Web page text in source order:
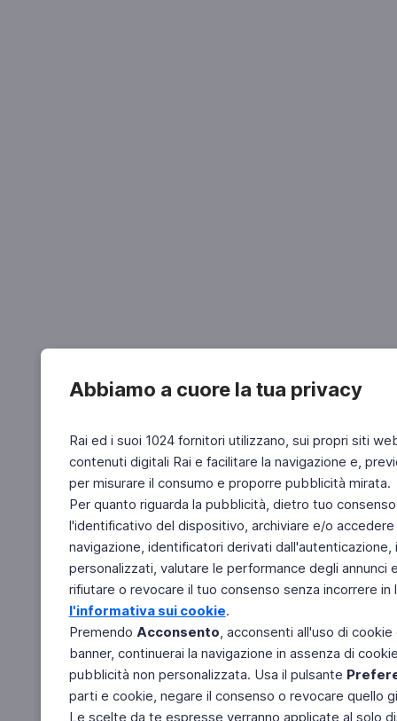
Abbiamo a cuore la tua privacy
Rai ed i suoi 1024 fornitori utilizzano, sui propri siti
contenuti digitali Rai e facilitare la navigazione e,
per misurare il consumo e proporre pubblicità mirata.
Per quanto riguarda la pubblicità, dietro tuo
l'identificativo del dispositivo, archiviare e/o
navigazione, identificatori derivati
personalizzati, valutare le performance degli
rifiutare o revocare il tuo consenso senza incorrere
l'informativa sui cookie.
Premendo Acconsento, acconsenti all'uso di
banner, continuerai la navigazione in assenza di
pubblicità non personalizzata. Usa il pulsante
parti e cookie, negare il consenso o revocare quello
Le scelte da te espresse verranno applicate al solo